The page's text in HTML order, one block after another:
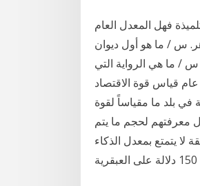
فهل المعدل العام
س / ما هو أول ديوان
جراس؟ ج / أصدر ديوانه الأول بعنوان "مزايا دجاج الريح" عام 1956م. س / ما هي الرواية التي
قياس قوة الاقتصاد
بلد ما مقياساً لقوة
معرفتهم لحجم ما يتم
المسابقة لا يتمتع بمعدل الذكاء